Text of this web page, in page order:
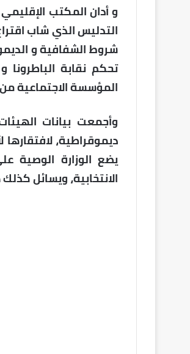
شروط الشفافية و
تحكم نقابة
المؤسسة الاجتماعية
وأجمعت بيانات
ديموقراطية،
يضع الوزارة الوصية
الانتخابية، ويسائل